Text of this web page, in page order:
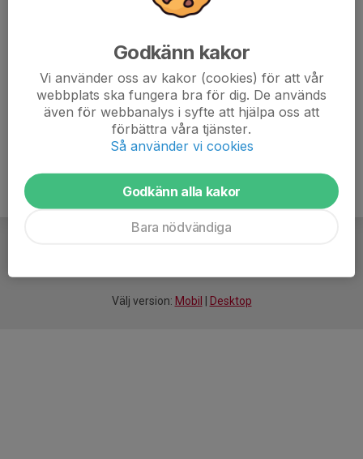
volleyboll eller som redan spelar. Vi kommer bjuda in
klubbar betalar 50 kronor. Gäster som inte spelar i en
kostar det 50 kronor per tillfälle.
Välj version: Mobil Desktop
Godkänn kakor
Vi använder oss av kakor (cookies) för att vår
webbplats ska fungera bra för dig. De används
även för webbanalys i syfte att hjälpa oss att
förbättra våra tjänster.
Så använder vi cookies
Godkänn alla kakor
Bara nödvändiga